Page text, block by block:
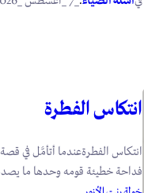
انتكاس الفطرة
انتكاس الفطرةعندما أتأمَّل في
فداحة خطيئة قومه وحدها ما